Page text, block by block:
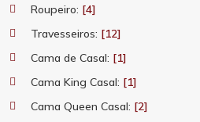
Roupeiro: [4]
Travesseiros: [12]
Cama de Casal: [1]
Cama King Casal: [1]
Cama Queen Casal: [2]